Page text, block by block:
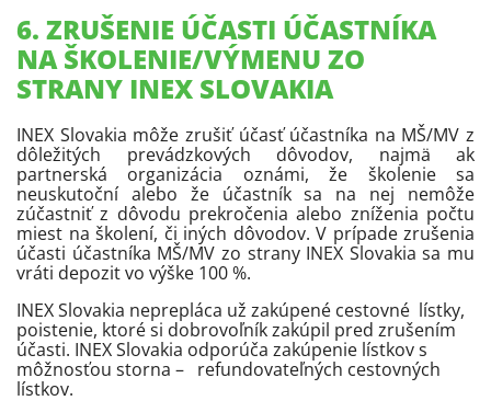
6. ZRUŠENIE ÚČASTI ÚČASTNÍKA
NA ŠKOLENIE/VÝMENU ZO
STRANY INEX SLOVAKIA
INEX Slovakia môže zrušiť účasť účastníka na MŠ/MV z
dôležitých prevádzkových dôvodov, najmä ak
partnerská organizácia oznámi, že školenie sa
neuskutoční alebo že účastník sa na nej nemôže
zúčastniť z dôvodu prekročenia alebo zníženia počtu
miest na školení, či iných dôvodov. V prípade zrušenia
účasti účastníka MŠ/MV zo strany INEX Slovakia sa mu
vráti depozit vo výške 100 %.
INEX Slovakia neprepláca už zakúpené cestovné lístky,
poistenie, ktoré si dobrovoľník zakúpil pred zrušením
účasti. INEX Slovakia odporúča zakúpenie lístkov s
môžnosťou storna – refundovateľných cestovných
lístkov.